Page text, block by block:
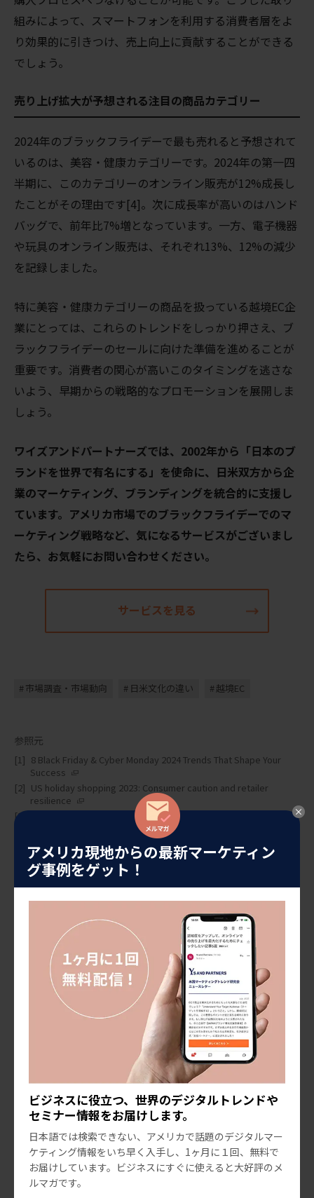
アメリカ現地からの最新マーケティン
グ事例をゲット！
ビジネスに役立つ、世界のデジタルトレンドや
セミナー情報をお届けします。
日本語では検索できない、アメリカで話題のデジタルマー
ケティング情報をいち早く入手し、1ヶ月に１回、無料で
お届けしています。ビジネスにすぐに使えると大好評のメ
ルマガです。
組みによって、スマートフォンを利用する消費者層をよ
り効果的に引きつけ、売上向上に貢献することができる
でしょう。
売り上げ拡大が予想される注目の商品カテゴリー
2024年のブラックフライデーで最も売れると予想されて
いるのは、美容・健康カテゴリーです。2024年の第一四
半期に、このカテゴリーのオンライン販売が12%成長し
たことがその理由です[4]。次に成長率が高いのはハンド
バッグで、前年比7%増となっています。一方、電子機器
や玩具のオンライン販売は、それぞれ13%、12%の減少
を記録しました。
特に美容・健康カテゴリーの商品を扱っている越境EC企
業にとっては、これらのトレンドをしっかり押さえ、ブ
ラックフライデーのセールに向けた準備を進めることが
重要です。消費者の関心が高いこのタイミングを逃さな
いよう、早期からの戦略的なプロモーションを展開しま
しょう。
ワイズアンドパートナーズでは、2002年から「日本のブ
ランドを世界で有名にする」を使命に、日米双方から企
業のマーケティング、ブランディングを統合的に支援し
ています。アメリカ市場でのブラックフライデーでのマ
ーケティング戦略など、気になるサービスがございまし
たら、お気軽にお問い合わせください。
サービスを見る
市場調査・市場動向 日米文化の違い 越境EC
参照元
8 Black Friday & Cyber Monday 2024 Trends That Shape Your
Success
US holiday shopping 2023: Consumer caution and retailer
resilience
Black Friday trends from 2023 and the outlook for 2024
Retailers See Shoppers Saving for Big Moments Later This Year
１ヶ月に１回、マーケティングトレンドやセミナー情報をお届け
しています。ぜひご登録ください！
メルマガ登録する
プロジェクトのご相談やご依頼につきましては、以下のフォーム
に必須項目をご入力ください。 24時間以内に回答いたします。
お問い合わせ
前の記事
米国マーケティングトレンド